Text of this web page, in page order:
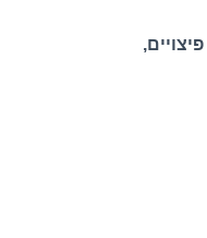
פיצויים,